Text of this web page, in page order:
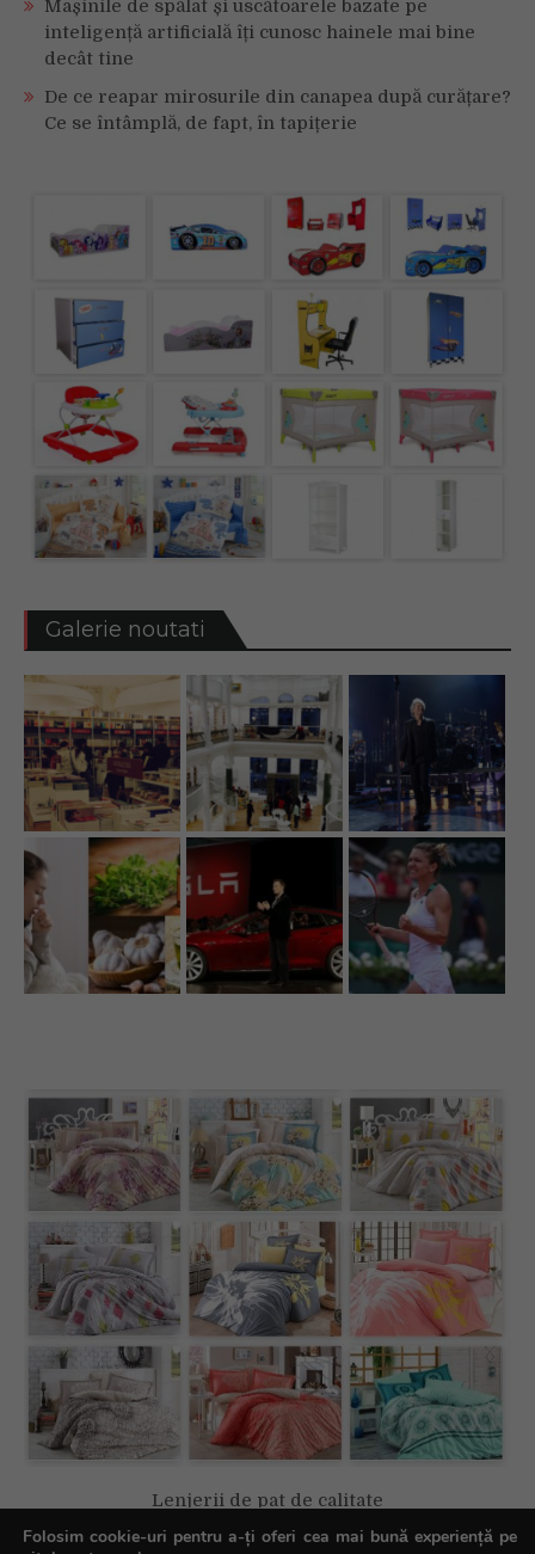
Mașinile de spălat și uscătoarele bazate pe
inteligență artificială îți cunosc hainele mai bine
decât tine
De ce reapar mirosurile din canapea după curățare?
Ce se întâmplă, de fapt, în tapițerie
Galerie noutati
Lenjerii de pat de calitate
Folosim cookie-uri pentru a-ți oferi cea mai bună experiență pe